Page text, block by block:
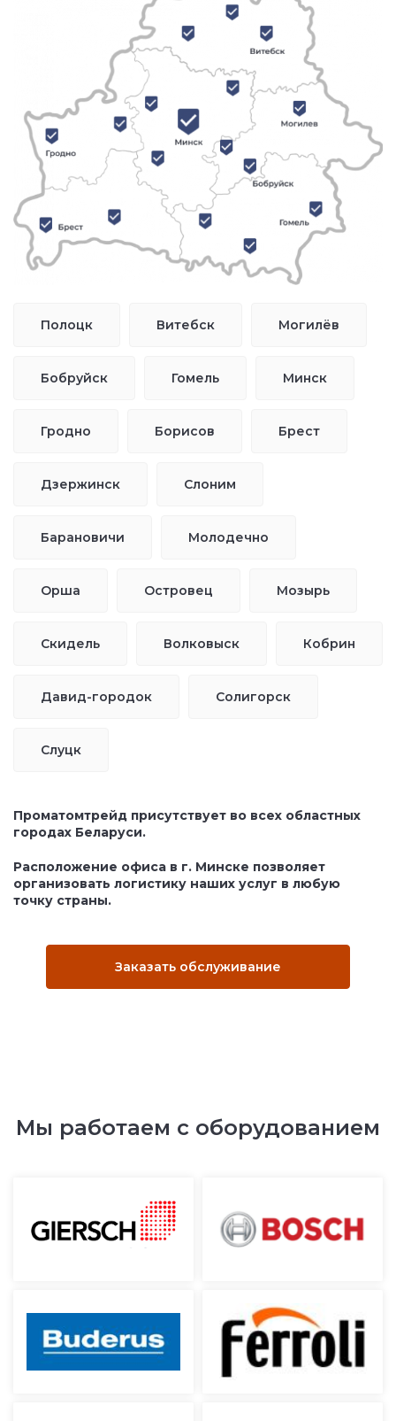
Полоцк Витебск Могилёв
Бобруйск Гомель Минск
Гродно Борисов Брест
Дзержинск Слоним
Барановичи Молодечно
Орша Островец Мозырь
Скидель Волковыск Кобрин
Давид-городок Солигорск
Слуцк
Проматомтрейд присутствует во всех областных
городах Беларуси.
Расположение офиса в г. Минске позволяет
организовать логистику наших услуг в любую
точку страны.
Заказать обслуживание
Мы работаем с оборудованием